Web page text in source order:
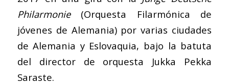
Philarmonie(Orquesta Filarmónica de
jóvenes de Alemania) por varias ciudades
de Alemania y Eslovaquia, bajo la batuta
del director de orquesta Jukka Pekka
Saraste.